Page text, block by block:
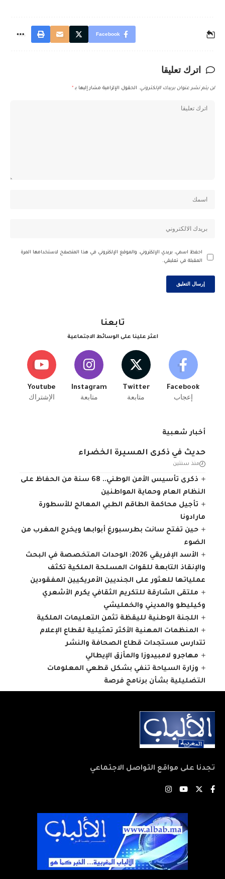
Facebook
اترك تعليقا
لن يتم نشر عنوان بريدك الإلكتروني. الحقول الإلزامية مشار إليها بـ *
احفظ اسمي، بريدي الإلكتروني، والموقع الإلكتروني في هذا المتصفح لاستخدامها المرة
المقبلة في تعليقي.
تابعنا
اعثر علينا على الوسائط الاجتماعية
Facebook
إعجاب
Twitter
متابعة
Instagram
متابعة
Youtube
الإشتراك
أخبار شعبية
حديث في ذكرى المسيرة الخضراء
منذ سنتين
ذكرى تأسيس الأمن الوطني.. 68 سنة من الحفاظ على
النظام العام وحماية المواطنين
تأجيل محاكمة الطاقم الطبي المعالج للأسطورة
مارادونا
حين تفتح سانت بطرسبورغ أبوابها ويخرج المغرب من
الضوء
الأسد الإفريقي 2026: الوحدات المتخصصة في البحث
والإنقاذ التابعة للقوات المسلحة الملكية تكثف
عملياتها للعثور على الجنديين الأمريكيين المفقودين
ملتقى الشارقة للتكريم الثقافي يكرم الأشعري
وكيليطو والمديني والخمليشي
اللجنة الوطنية لليقظة تثمن التعليمات الملكية
المنظمات المهنية الأكثر تمثيلية لقطاع الإعلام
تتدارس مستجدات قطاع الصحافة والنشر
مهاجرو لامبيدوزا والمأزق الإيطالي
وزارة السياحة تنفي بشكل قطعي المعلومات
التضليلية بشأن برنامج فرصة
تجدنا على مواقع التواصل الاجتماعي